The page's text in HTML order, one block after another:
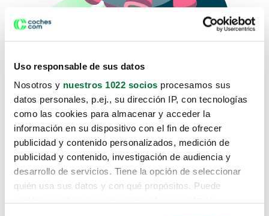
Uso responsable de sus datos
Nosotros y nuestros 1022 socios procesamos sus
datos personales, p.ej., su dirección IP, con tecnologías
como las cookies para almacenar y acceder la
información en su dispositivo con el fin de ofrecer
publicidad y contenido personalizados, medición de
publicidad y contenido, investigación de audiencia y
desarrollo de servicios. Tiene la opción de seleccionar
quién usa sus datos y con qué propósitos. Puede
Lo sentimos, no sabemos como
te hemos traido hasta aquí.
Pero puedes encontrar el coche que estás
buscando en alguno de estos enlaces: